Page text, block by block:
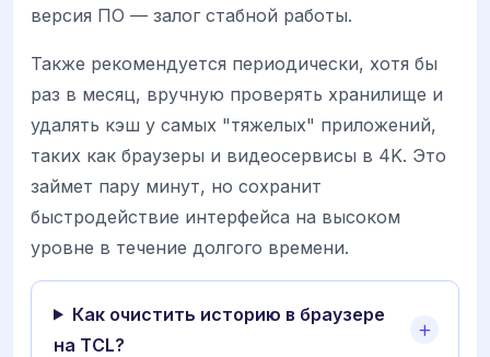
версия ПО — залог стабной работы.
Также рекомендуется периодически, хотя бы
раз в месяц, вручную проверять хранилище и
удалять кэш у самых "тяжелых" приложений,
таких как браузеры и видеосервисы в 4K. Это
займет пару минут, но сохранит
быстродействие интерфейса на высоком
уровне в течение долгого времени.
Как очистить историю в браузере
на TCL?